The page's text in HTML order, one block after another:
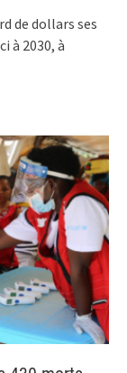
de dollars ses
à 2030, à